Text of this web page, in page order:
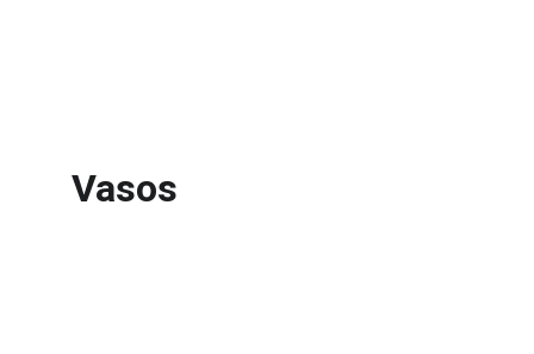
Vasos